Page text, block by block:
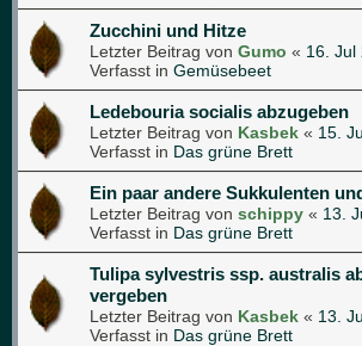
Zucchini und Hitze
Letzter Beitrag von Gumo « 16. Jul
Verfasst in Gemüsebeet
Ledebouria socialis abzugeben
Letzter Beitrag von Kasbek « 15.
Verfasst in Das grüne Brett
Ein paar andere Sukkulenten
Letzter Beitrag von schippy « 13.
Verfasst in Das grüne Brett
Tulipa sylvestris ssp. australis
vergeben
Letzter Beitrag von Kasbek « 13.
Verfasst in Das grüne Brett